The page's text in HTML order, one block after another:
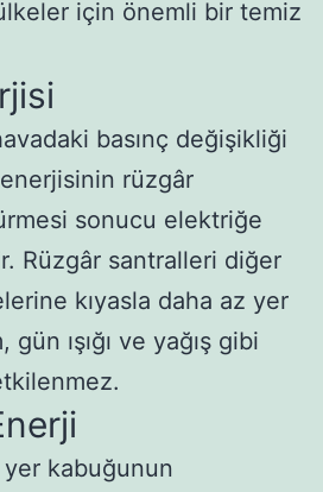
için önemli bir temiz
basınç değişikliği
rüzgâr
sonucu elektriğe
Rüzgâr santralleri diğer
kıyasla daha az yer
ışığı ve yağış gibi
kabuğunun